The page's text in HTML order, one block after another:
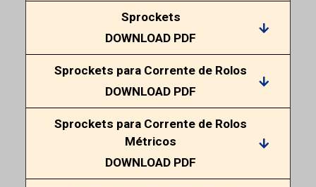
Sprockets
DOWNLOAD PDF
Sprockets para Corrente de Rolos
DOWNLOAD PDF
Sprockets para Corrente de Rolos
Métricos
DOWNLOAD PDF